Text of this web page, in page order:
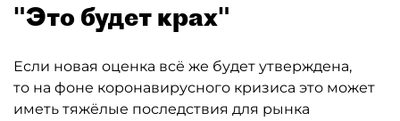
"Это будет крах"
Если новая оценка всё же будет утверждена,
то на фоне коронавирусного кризиса это может
иметь тяжёлые последствия для рынка